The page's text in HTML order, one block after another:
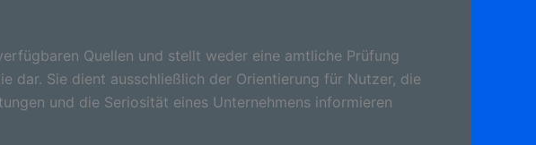
Quellen und stellt weder eine amtliche Prüfung
dar. Sie dient ausschließlich der Orientierung für Nutzer, die
und die Seriosität eines Unternehmens informieren